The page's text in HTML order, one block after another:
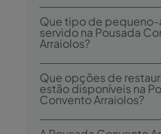
O check-in na
é desde as 15h00, e o
12h00.
Que tipo de
servido na Pousada
Arraiolos?
As opções de
continental.
Que opções de
estão disponíveis na
Convento Arraiolos?
A Pousada Convento